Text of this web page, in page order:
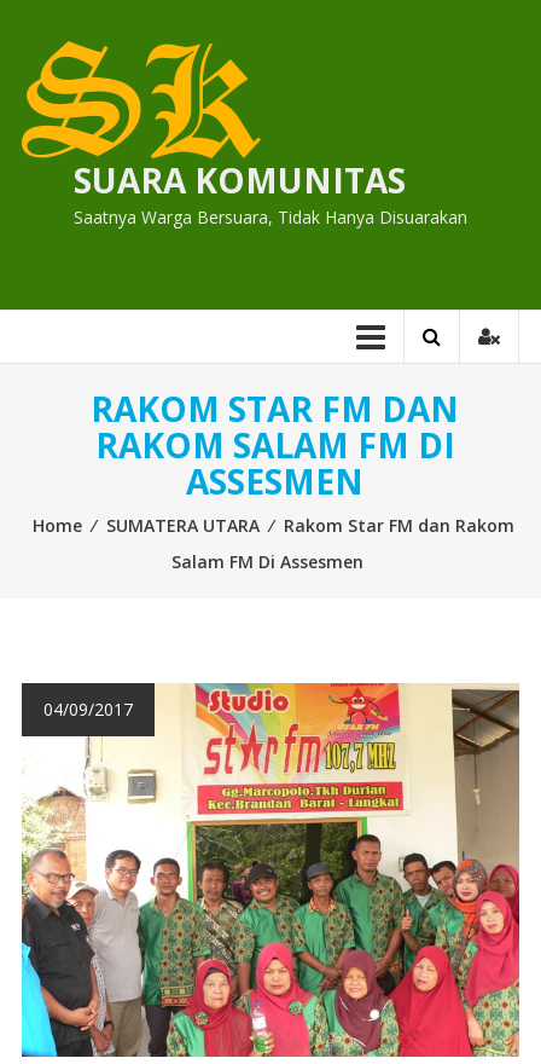
content
SUARA KOMUNITAS
Saatnya Warga Bersuara, Tidak Hanya Disuarakan
RAKOM STAR FM DAN
RAKOM SALAM FM DI
ASSESMEN
Home ⁄ SUMATERA UTARA ⁄ Rakom Star FM dan Rakom
Salam FM Di Assesmen
04/09/2017